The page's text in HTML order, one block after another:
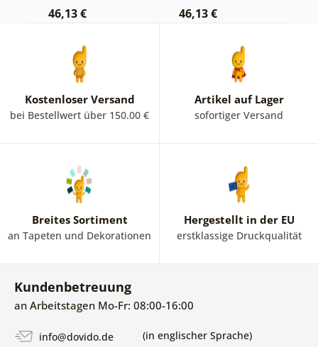
46,13 € 46,13 €
Kostenloser Versand
bei Bestellwert über 150.00 €
Artikel auf Lager
sofortiger Versand
Breites Sortiment
an Tapeten und Dekorationen
Hergestellt in der EU
erstklassige Druckqualität
Kundenbetreuung
an Arbeitstagen Mo-Fr: 08:00-16:00
info@dovido.de (in englischer Sprache)